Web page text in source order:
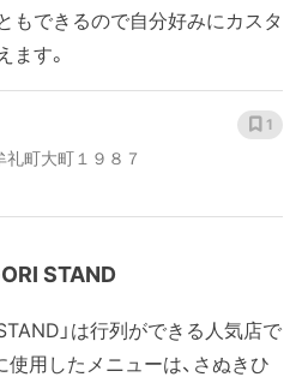
もできるので自分好みにカスタ
ます。
町大町１９８７
1
STAND
」は行列ができる人気店で
用したメニューは、さぬきひ